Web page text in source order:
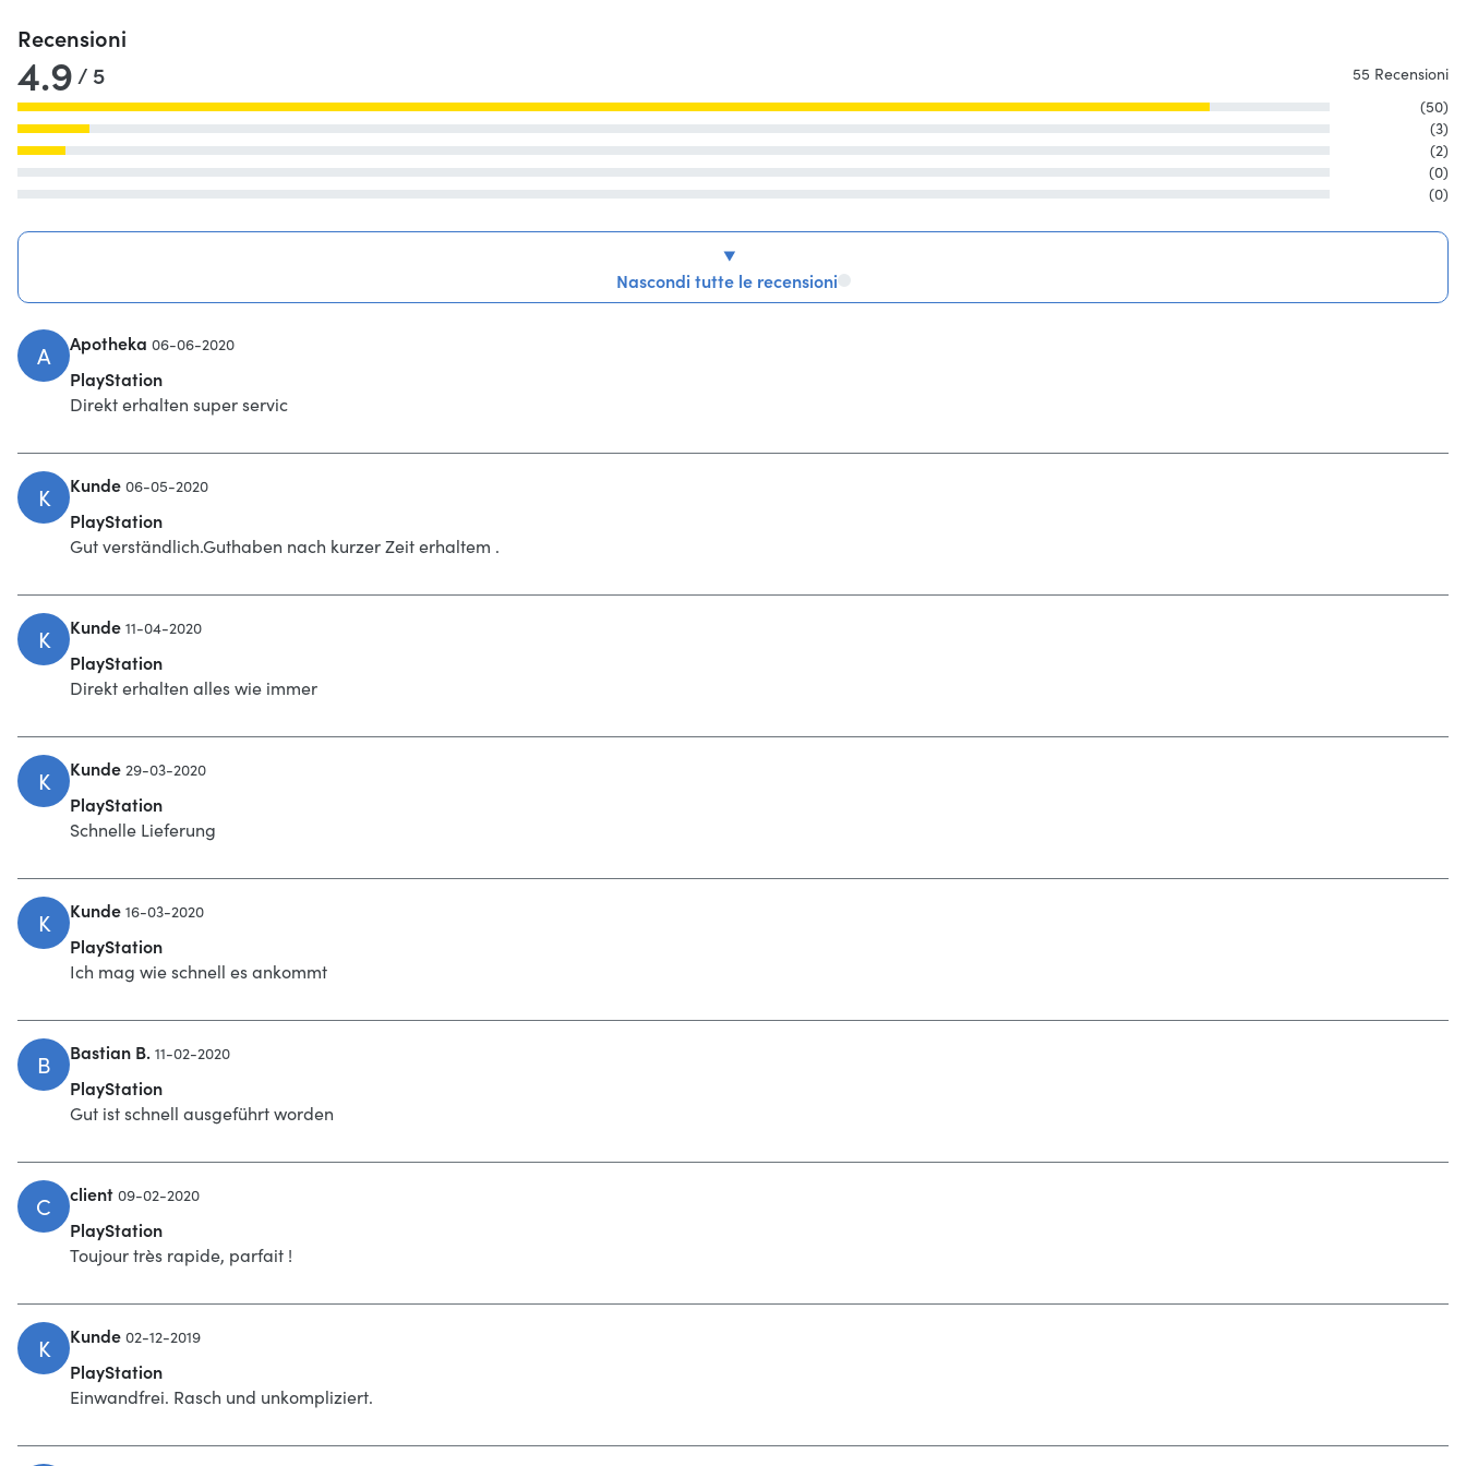
Recensioni
4.9 / 5
55 Recensioni
(50)
(3)
(2)
(0)
(0)
Nascondi tutte le recensioni
A Apotheka 06-06-2020
PlayStation
Direkt erhalten super servic
K Kunde 06-05-2020
PlayStation
Gut verständlich.Guthaben nach kurzer Zeit erhaltem .
K Kunde 11-04-2020
PlayStation
Direkt erhalten alles wie immer
K Kunde 29-03-2020
PlayStation
Schnelle Lieferung
K Kunde 16-03-2020
PlayStation
Ich mag wie schnell es ankommt
B Bastian B. 11-02-2020
PlayStation
Gut ist schnell ausgeführt worden
C client 09-02-2020
PlayStation
Toujour très rapide, parfait !
K Kunde 02-12-2019
PlayStation
Einwandfrei. Rasch und unkompliziert.